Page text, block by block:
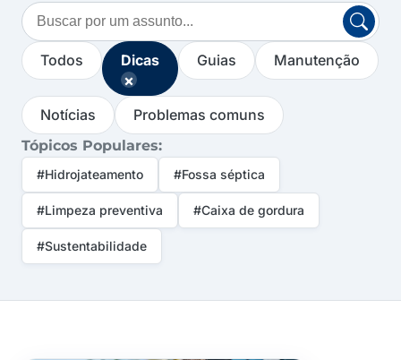
Buscar
no
blogTodos Dicas
×
Guias Manutenção
Notícias Problemas comuns
Tópicos Populares:
#Hidrojateamento #Fossa séptica
#Limpeza preventiva #Caixa de gordura
#Sustentabilidade